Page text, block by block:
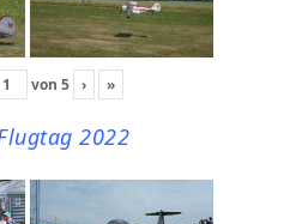
von 5 › »
2022